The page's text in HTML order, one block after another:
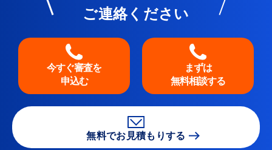
ご連絡ください
今すぐ審査を
申込む
まずは
無料相談する
無料でお見積もりする